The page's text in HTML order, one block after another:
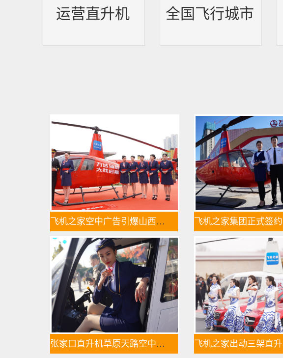
运营直升机
全国飞行城市
飞机之家空中广告引爆山西吕梁中阳县上空
张家口直升机草原天路空中旅游正式开启